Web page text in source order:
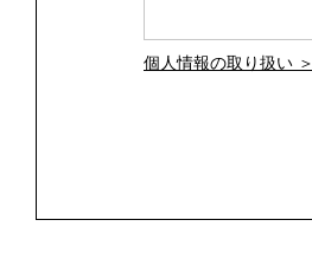
個人情報の取り扱い ＞